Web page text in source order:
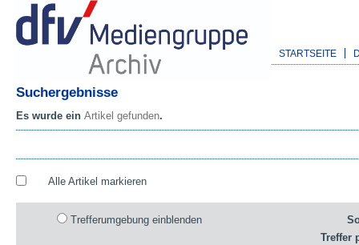
STARTSEITE
Suchergebnisse
Es wurde ein Artikel gefunden.
Alle Artikel markieren
Trefferumgebung einblenden
Treffer